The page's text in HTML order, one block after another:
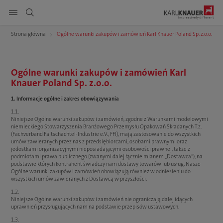
Pokaż nawigację strony
Usługi
Zrównoważony rozwój
Kariera
Firma
Do pobrania
Strona główna Ogólne warunki zakupów i zamówień Karl Knauer Poland Sp. z.o.o.
Ogólne warunki zakupów i zamówień Karl
Knauer Poland Sp. z.o.o.
1. Informacje ogólne i zakres obowiązywania
1.1.
Niniejsze Ogólne warunki zakupów i zamówień, zgodne z Warunkami modelowymi
niemieckiego Stowarzyszenia Branżowego Przemysłu Opakowań Składanych T.z.
(Fachverband Faltschachtel-Industrie e.V., FFI), mają zastosowanie do wszystkich
umów zawieranych przez nas z przedsiębiorcami, osobami prawnymi oraz
jedostkami organizacyjnymi nieposiadającymi osobowości prawnej, także z
podmiotami prawa publicznego (zwanymi dalej łącznie mianem „Dostawca”), na
podstawie których kontrahent świadczy nam dostawy towarów lub usług. Nasze
Ogólne warunki zakupów i zamówień obowiązują również w odniesieniu do
wszystkich umów zawieranych z Dostawcą w przyszłości.
1.2.
Niniejsze Ogólne warunki zakupów i zamówień nie ograniczają dalej idących
uprawnień przysługujących nam na podstawie przepisów ustawowych.
1.3.